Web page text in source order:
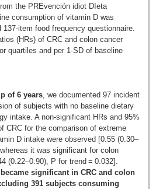
the PREvención idiot DIeta
consumption of vitamin D was
item food frequency questionnaire.
(HRs) of CRC and colon cancer
quartiles and per 1-SD of baseline
of 6 years , we documented 97 incident
of subjects with no baseline dietary
intake. A non-significant HRs and 95%
CRC for the comparison of extreme
D intake were observed [0.55 (0.30–
it was significant for colon
(0.22–0.90), P for trend = 0.032].
significant in CRC and colon
391 subjects consuming